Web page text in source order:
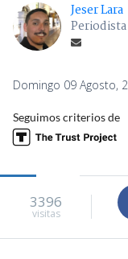
Jeser Lara
Domingo 09 Agosto,
Seguimos criterios de
3396
visitas